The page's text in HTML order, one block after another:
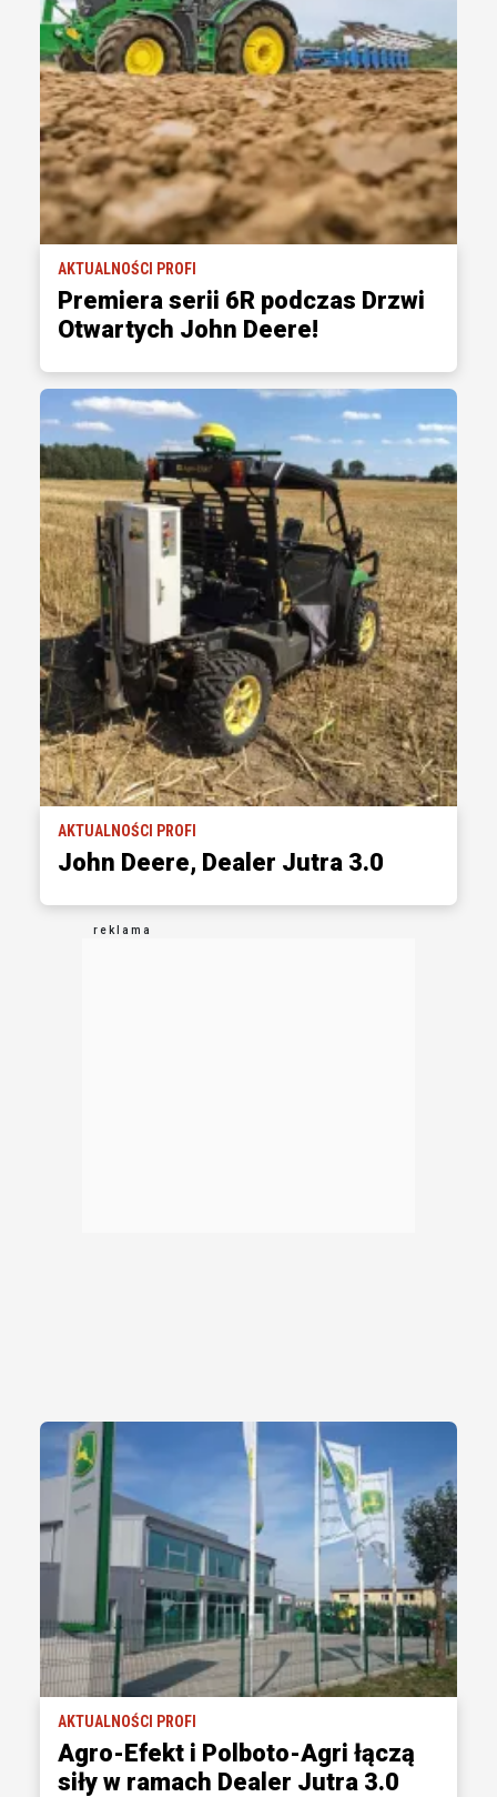
AKTUALNOŚCI PROFI
Premiera serii 6R podczas Drzwi
Otwartych John Deere!
AKTUALNOŚCI PROFI
John Deere, Dealer Jutra 3.0
AKTUALNOŚCI PROFI
Agro-Efekt i Polboto-Agri łączą
siły w ramach Dealer Jutra 3.0